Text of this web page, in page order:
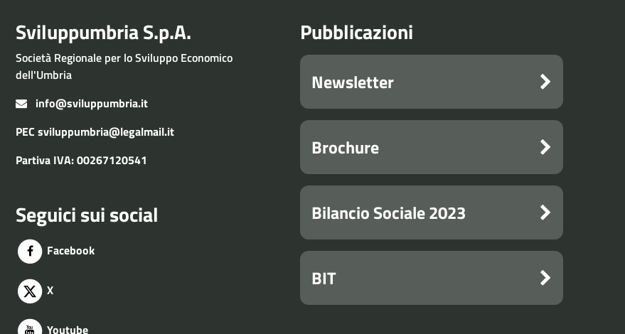
Sviluppumbria S.p.A.
Società Regionale per lo Sviluppo Economico
dell'Umbria
info@sviluppumbria.it
PEC sviluppumbria@legalmail.it
Partiva IVA: 00267120541
Seguici sui social
Facebook
X
Youtube
Pubblicazioni
Newsletter
Brochure
Bilancio Sociale 2023
BIT